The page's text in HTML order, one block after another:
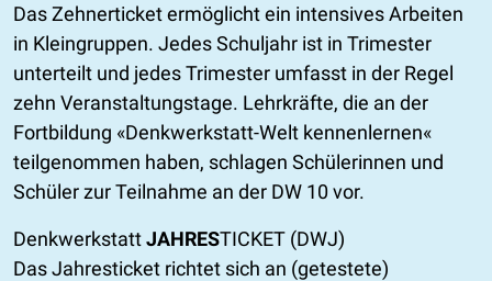
Das Zehnerticket ermöglicht ein intensives Arbeiten
in Kleingruppen. Jedes Schuljahr ist in Trimester
unterteilt und jedes Trimester umfasst in der Regel
zehn Veranstaltungstage. Lehrkräfte, die an der
Fortbildung «Denkwerkstatt-Welt kennenlernen«
teilgenommen haben, schlagen Schülerinnen und
Schüler zur Teilnahme an der DW 10 vor.
​DenkwerkstattJAHRESTICKET (DWJ)
Das Jahresticket richtet sich an (getestete)